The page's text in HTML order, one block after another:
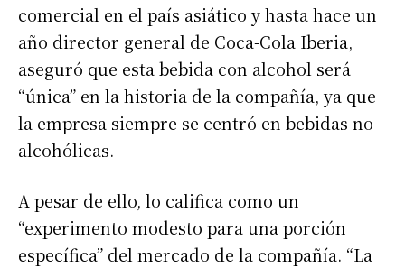
comercial en el país asiático y hasta hace un
año director general de Coca-Cola Iberia,
aseguró que esta bebida con alcohol será
“única” en la historia de la compañía, ya que
la empresa siempre se centró en bebidas no
alcohólicas.
A pesar de ello, lo califica como un
“experimento modesto para una porción
específica” del mercado de la compañía. “La